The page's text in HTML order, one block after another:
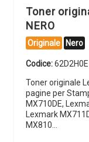
Toner
NERO
Originale Nero
Codice:62D2H0E
Toner originale
pagine per
MX710DE,
Lexmark
MX810…